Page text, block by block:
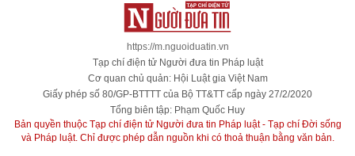
https://m.nguoiduatin.vn
Tạp chí điện tử Người đưa tin Pháp luật
Cơ quan chủ quản: Hội Luật gia Việt Nam
Giấy phép số 80/GP-BTTTT của Bộ TT&TT cấp ngày 27/2/2020
Tổng biên tập: Phạm Quốc Huy
Bản quyền thuộc Tạp chí điện tử Người đưa tin Pháp luật - Tạp chí Đời sống
và Pháp luật. Chỉ được phép dẫn nguồn khi có thoả thuận bằng văn bản.